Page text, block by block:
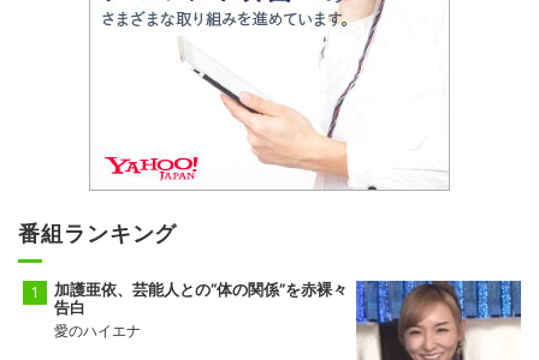
番組ランキング
加護亜依、芸能人との“体の関係”を赤裸々
告白
愛のハイエナ